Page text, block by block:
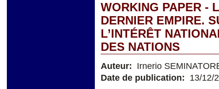
WORKING PAPER -
DERNIER EMPIRE.
L’INTÉRÊT
DES NATIONS
Auteur: Irnerio
Date de publication: 13/12/